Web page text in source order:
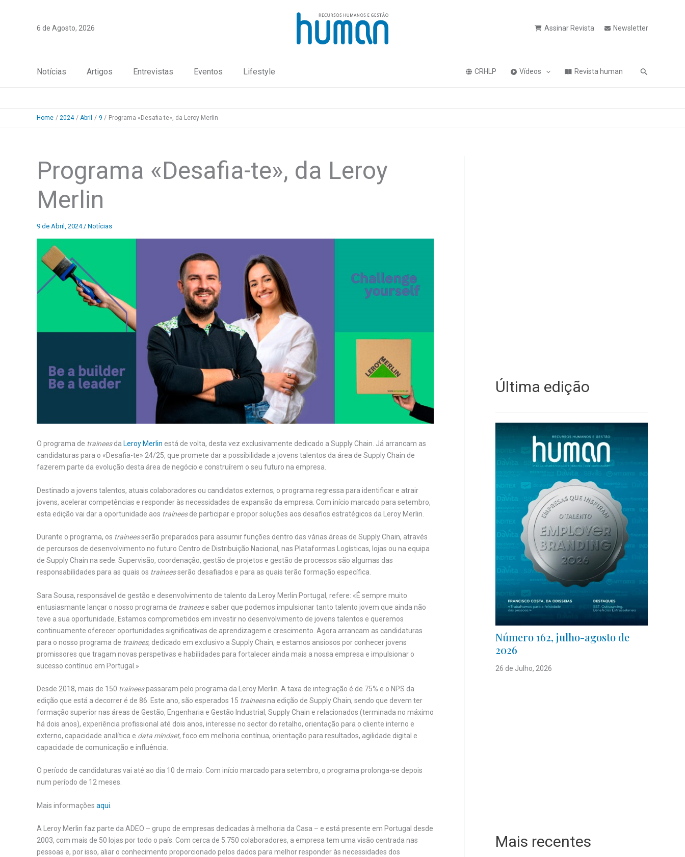
6 de Agosto, 2026 Assinar Revista Newsletter
Notícias Artigos Entrevistas Eventos Lifestyle CRHLP Vídeos Revista human Pesquisa
Home 2024 Abril 9 Programa «Desafia-te», da Leroy Merlin
Programa «Desafia-te», da Leroy
Merlin
9 de Abril, 2024 / Notícias
O programa de traineesda Leroy Merlin está de volta, desta vez exclusivamente dedicado a Supply Chain. Já arrancam as
candidaturas para o «Desafia-te» 24/25, que promete dar a possibilidade a jovens talentos da área de Supply Chain de
fazerem parte da evolução desta área de negócio e construírem o seu futuro na empresa.
Destinado a jovens talentos, atuais colaboradores ou candidatos externos, o programa regressa para identificar e atrair
jovens, acelerar competências e responder às necessidades de expansão da empresa. Com início marcado para setembro,
esta edição vai dar a oportunidade aos traineesde participar e propor soluções aos desafios estratégicos da Leroy Merlin.
Durante o programa, os traineesserão preparados para assumir funções dentro das várias áreas de Supply Chain, através
de percursos de desenvolvimento no futuro Centro de Distribuição Nacional, nas Plataformas Logísticas, lojas ou na equipa
de Supply Chain na sede. Supervisão, coordenação, gestão de projetos e gestão de processos são algumas das
responsabilidades para as quais os traineesserão desafiados e para as quais terão formação específica.
Sara Sousa, responsável de gestão e desenvolvimento de talento da Leroy Merlin Portugal, refere: «É sempre muito
entusiasmante lançar o nosso programa de traineese saber que podemos impulsionar tanto talento jovem que ainda não
teve a sua oportunidade. Estamos comprometidos em investir no desenvolvimento de jovens talentos e queremos
continuamente oferecer oportunidades significativas de aprendizagem e crescimento. Agora arrancam as candidaturas
para o nosso programa de trainees, dedicado em exclusivo a Supply Chain, e estamos ansiosos por conhecer jovens
promissores que tragam novas perspetivas e habilidades para fortalecer ainda mais a nossa empresa e impulsionar o
sucesso contínuo em Portugal.»
Desde 2018, mais de 150 traineespassaram pelo programa da Leroy Merlin. A taxa de integração é de 75% e o NPS da
edição que está a decorrer é de 86. Este ano, são esperados 15 traineesna edição de Supply Chain, sendo que devem ter
formação superior nas áreas de Gestão, Engenharia e Gestão Industrial, Supply Chain e relacionados (terminada no máximo
há dois anos), experiência profissional até dois anos, interesse no sector do retalho, orientação para o cliente interno e
externo, capacidade analítica e data mindset, foco em melhoria contínua, orientação para resultados, agilidade digital e
capacidade de comunicação e influência.
O período de candidaturas vai até ao dia 10 de maio. Com início marcado para setembro, o programa prolonga-se depois
num período de 12 meses.
Mais informações aqui
A Leroy Merlin faz parte da ADEO – grupo de empresas dedicadas à melhoria da Casa – e está presente em Portugal desde
2003, com mais de 50 lojas por todo o país. Com cerca de 5.750 colaboradores, a empresa tem uma visão centrada nas
pessoas e, por isso, aliar o conhecimento proporcionado pelos dados para melhor responder às necessidades dos
Última edição
Número 162, julho-agosto de
2026
26 de Julho, 2026
Mais recentes